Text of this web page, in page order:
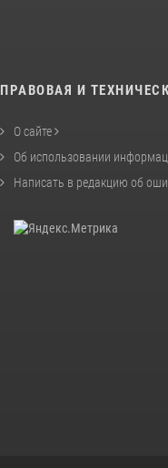
ПРАВОВАЯ И
О сайте
Об использовании
Написать в редакцию об